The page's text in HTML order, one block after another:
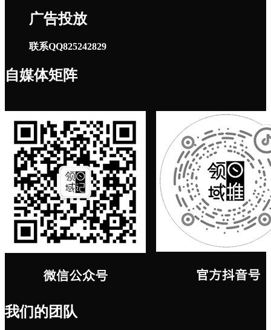
广告投放
联系QQ825242829
自媒体矩阵
我们的团队